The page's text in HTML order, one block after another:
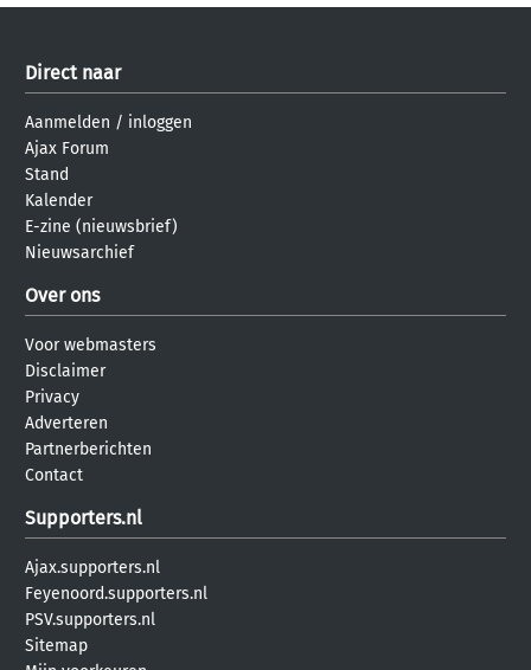
Direct naar
Aanmelden / inloggen
Ajax Forum
Stand
Kalender
E-zine (nieuwsbrief)
Nieuwsarchief
Over ons
Voor webmasters
Disclaimer
Privacy
Adverteren
Partnerberichten
Contact
Supporters.nl
Ajax.supporters.nl
Feyenoord.supporters.nl
PSV.supporters.nl
Sitemap